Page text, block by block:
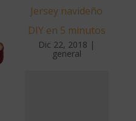
Jersey navideño
DIY en 5 minutos
Dic 22, 2018 |
general